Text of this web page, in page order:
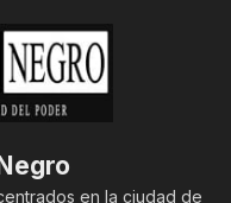
en la ciudad de